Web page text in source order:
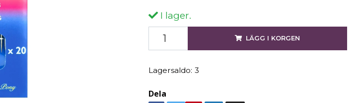
I lager.
LÄGG I KORGEN
Lagersaldo: 3
Dela